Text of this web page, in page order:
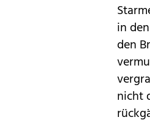
in
den
nicht